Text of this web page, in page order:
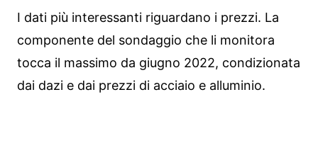
I dati più interessanti riguardano i prezzi. La
componente del sondaggio che li monitora
tocca il massimo da giugno 2022, condizionata
dai dazi e dai prezzi di acciaio e alluminio.